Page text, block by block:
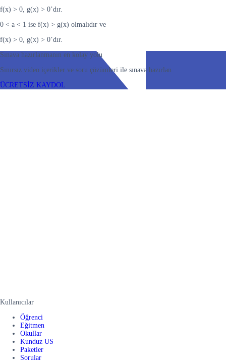
f(x) > 0, g(x) > 0’dır.
0 < a < 1 ise f(x) > g(x) olmalıdır ve
f(x) > 0, g(x) > 0’dır.
Sınava hazırlanmanın en kolay yolu
Sınırsız video içerikler ve soru çözümleri ile sınava hazırlan
ÜCRETSİZ KAYDOL
Kullanıcılar
Öğrenci
Eğitmen
Okullar
Kunduz US
Paketler
Sorular